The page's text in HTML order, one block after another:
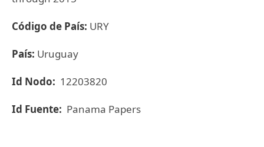
Código de País: URY
País: Uruguay
Id Nodo: 12203820
Id Fuente: Panama Papers